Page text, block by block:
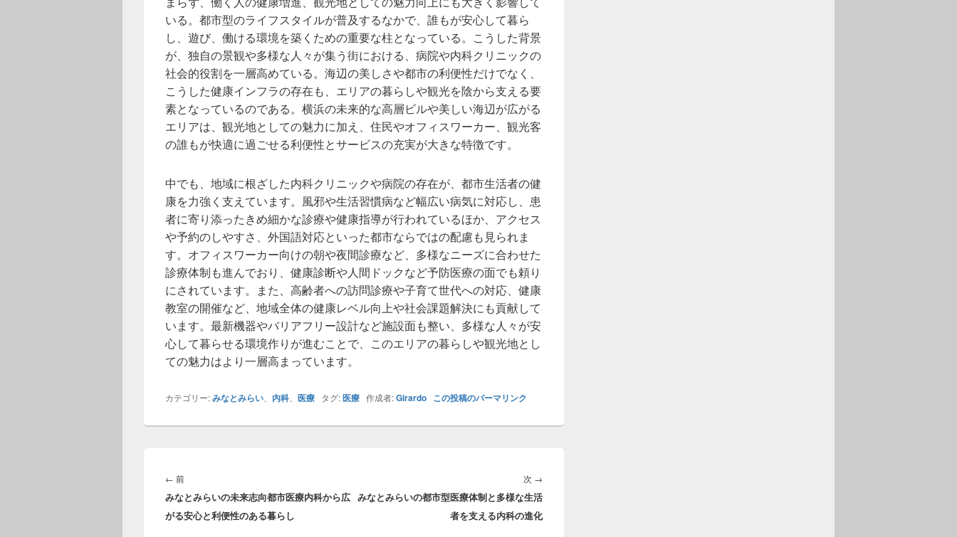
いる。都市型のライフスタイルが普及するなかで、誰もが安心して暮ら
し、遊び、働ける環境を築くための重要な柱となっている。こうした背景
が、独自の景観や多様な人々が集う街における、病院や内科クリニックの
社会的役割を一層高めている。海辺の美しさや都市の利便性だけでなく、
こうした健康インフラの存在も、エリアの暮らしや観光を陰から支える要
素となっているのである。横浜の未来的な高層ビルや美しい海辺が広がる
エリアは、観光地としての魅力に加え、住民やオフィスワーカー、観光客
の誰もが快適に過ごせる利便性とサービスの充実が大きな特徴です。
中でも、地域に根ざした内科クリニックや病院の存在が、都市生活者の健
康を力強く支えています。風邪や生活習慣病など幅広い病気に対応し、患
者に寄り添ったきめ細かな診療や健康指導が行われているほか、アクセス
や予約のしやすさ、外国語対応といった都市ならではの配慮も見られま
す。オフィスワーカー向けの朝や夜間診療など、多様なニーズに合わせた
診療体制も進んでおり、健康診断や人間ドックなど予防医療の面でも頼り
にされています。また、高齢者への訪問診療や子育て世代への対応、健康
教室の開催など、地域全体の健康レベル向上や社会課題解決にも貢献して
います。最新機器やバリアフリー設計など施設面も整い、多様な人々が安
心して暮らせる環境作りが進むことで、このエリアの暮らしや観光地とし
ての魅力はより一層高まっています。
カテゴリー:みなとみらい 内科、 医療 タグ:医療 作成者:Girardo この投稿のパーマリンク
稿
ナ
ビ
ゲ
← 前前
の
投
みなとみらいの未来志向都市医療内科から広
がる安心と利便性のある暮らし
次 →
の
投
みなとみらいの都市型医療体制と多様な生活
者を支える内科の進化